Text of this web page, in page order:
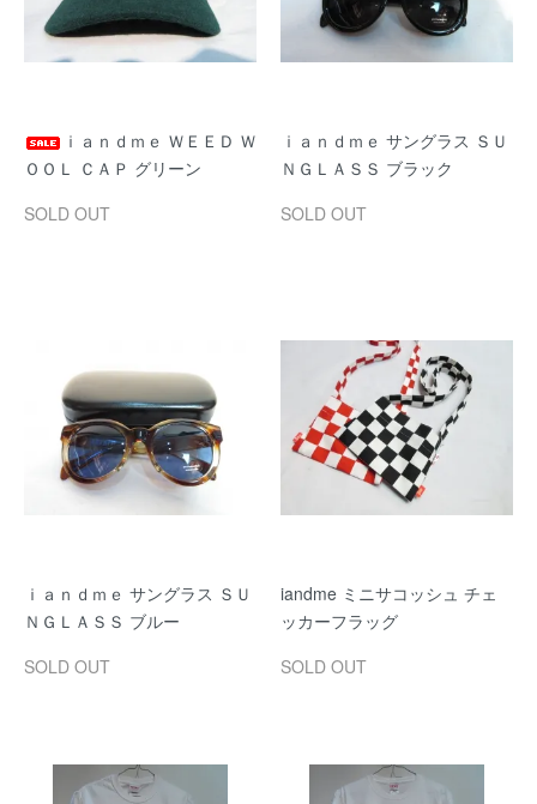
ｉａｎｄｍｅ ＷＥＥＤ Ｗ
ＯＯＬ ＣＡＰ グリーン
SOLD OUT
ｉａｎｄｍｅ サングラス ＳＵ
ＮＧＬＡＳＳ ブラック
SOLD OUT
ｉａｎｄｍｅ サングラス ＳＵ
ＮＧＬＡＳＳ ブルー
SOLD OUT
iandme ミニサコッシュ チェ
ッカーフラッグ
SOLD OUT